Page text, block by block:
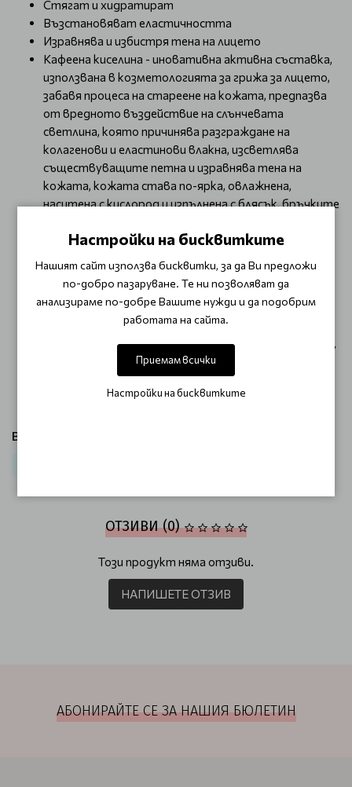
Стягат и хидратират
Възстановяват еластичността
Изравнява и избистря тена на лицето
Кафеена киселина - иновативна активна съставка,
използвана в козметологията за грижа за лицето,
забавя процеса на стареене на кожата, предпазва
от вредното въздействие на слънчевата
светлина, която причинява разграждане на
колагенови и еластинови влакна, изсветлява
съществуващите петна и изравнява тена на
кожата, кожата става по-ярка, овлажнена,
наситена с кислород и изпълнена с блясък, бръчките
еластичност
Екстракт от маково семе - овлажнява кожата,
премахва умората
Екстракт от орхидея - омекотява, овлажнява и
изглажда
Хиалуронова киселина - интензивно овлажнява
Отворете внимателно ампулата. Нанесете върху
почистената кожа на лицето, шията и деколтето
веднага след отваряне!
Виж продукти от категория:
ОТЗИВИ (0)
Този продукт няма отзиви.
НАПИШЕТЕ ОТЗИВ
АБОНИРАЙТЕ СЕ ЗА НАШИЯ БЮЛЕТИН
Настройки на бисквитките
Нашият сайт използва бисквитки, за да Ви предложи
по-добро пазаруване. Те ни позволяват да
анализираме по-добре Вашите нужди и да подобрим
работата на сайта.
Приемам всички
Настройки на бисквитките